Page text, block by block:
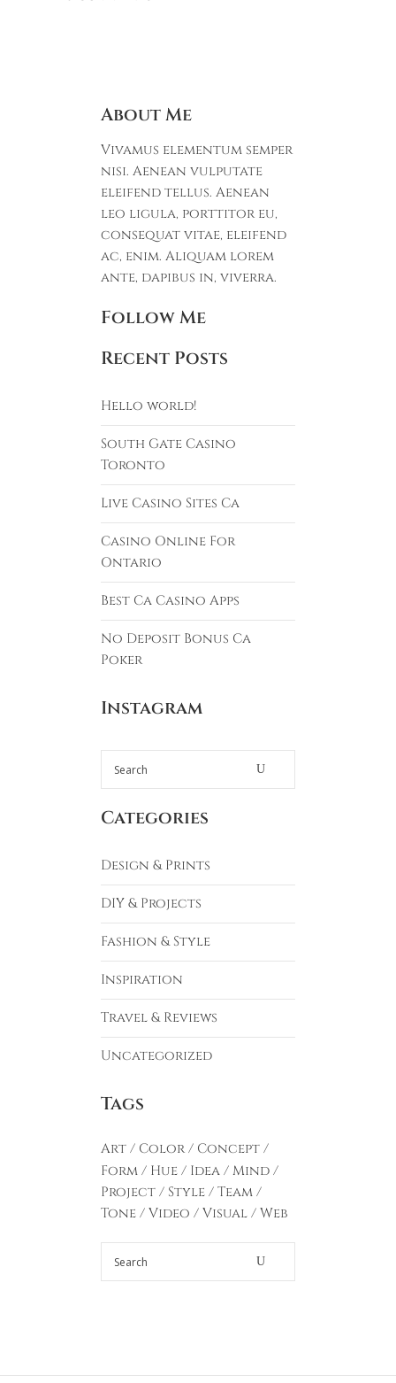
About Me
Vivamus elementum semper
nisi. Aenean vulputate
eleifend tellus. Aenean
leo ligula, porttitor eu,
consequat vitae, eleifend
ac, enim. Aliquam lorem
ante, dapibus in, viverra.
Follow Me
Recent Posts
Hello world!
South Gate Casino
Toronto
Live Casino Sites Ca
Casino Online For
Ontario
Best Ca Casino Apps
No Deposit Bonus Ca
Poker
Instagram
Categories
Design & Prints
DIY & Projects
Fashion & Style
Inspiration
Travel & Reviews
Uncategorized
Tags
Art Color
Concept
Form
Hue Idea
Mind
Project
Style
Team
Tone
Video Visual Web